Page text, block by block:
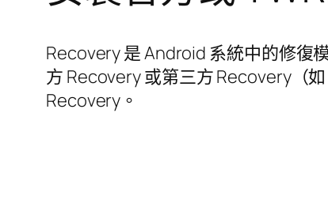
Recovery 是 Android 系統中的修復
方 Recovery 或第三方 Recovery（
Recovery。